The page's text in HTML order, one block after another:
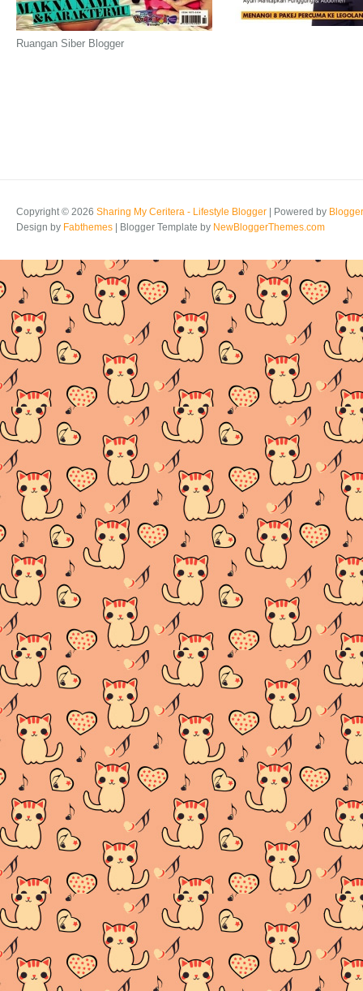
Ruangan Siber Blogger
Copyright © 2026 Sharing My Ceritera - Lifestyle Blogger | Powered by Blogger
Design by Fabthemes | Blogger Template by NewBloggerThemes.com